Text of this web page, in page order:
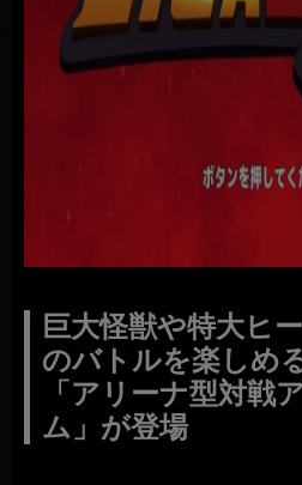
巨大怪獣や特大ヒ
のバトルを楽しめ
「アリーナ型対戦
ム」が登場